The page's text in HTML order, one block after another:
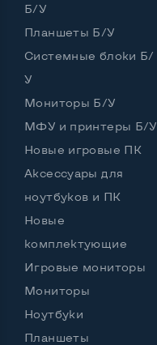
Б/У
Планшеты Б/У
Системные блоки Б/
У
Мониторы Б/У
МФУ и принтеры Б/У
Новые игровые ПК
Аксессуары для
ноутбуков и ПК
Новые
комплектующие
Игровые мониторы
Мониторы
Ноутбуки
Планшеты